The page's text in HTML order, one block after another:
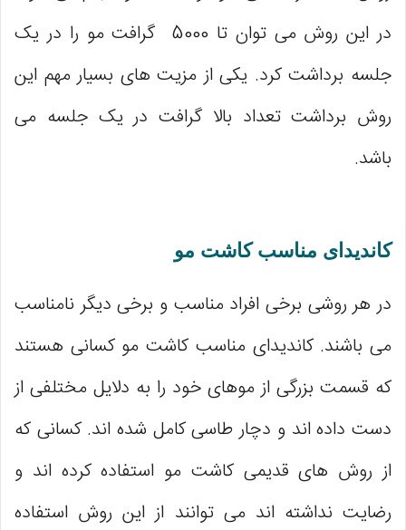
در این روش می ‌توان تا 5000 گرافت مو را در یک
جلسه برداشت کرد. یکی از مزیت ‌های بسیار مهم این
روش برداشت تعداد بالا گرافت در یک جلسه می‌
باشد.
کاندیدای مناسب کاشت مو
در هر روشی برخی افراد مناسب و برخی دیگر نامناسب
می‌ باشند. کاندیدای مناسب کاشت مو کسانی هستند
که قسمت بزرگی از موهای خود را به دلایل مختلفی از
دست داده‌ اند و دچار طاسی کامل شده‌ اند. کسانی که
از روش‌ های قدیمی کاشت مو استفاده کرده‌ اند و
رضایت نداشته ‌اند می ‌توانند از این روش استفاده